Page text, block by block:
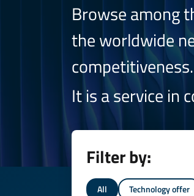
Browse among
the worldwide
competitiveness.
It is a service in
Filter by:
All Technology offer